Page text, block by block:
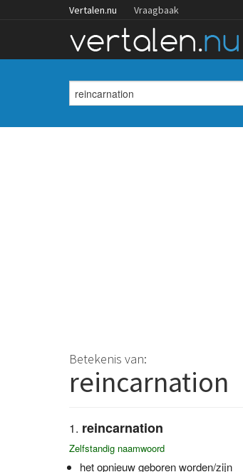
Vertalen.nu Vraagbaak
Betekenis van:
reincarnation
reincarnation
Zelfstandig naamwoord
het opnieuw geboren worden/zijn